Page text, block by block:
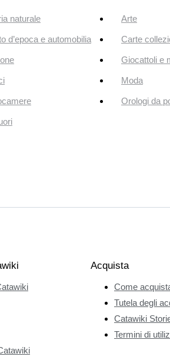
naturale Arte
d’epoca e automobilia Carte
Giocattoli e
Moda
Orologi da
Acquista
Come
Tutela degli
Catawiki
Termini di